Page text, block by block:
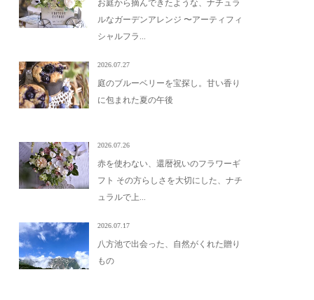
お庭から摘んできたような、ナチュラ
ルなガーデンアレンジ 〜アーティフィ
シャルフラ...
2026.07.27
庭のブルーベリーを宝探し。甘い香り
に包まれた夏の午後
2026.07.26
赤を使わない、還暦祝いのフラワーギ
フト その方らしさを大切にした、ナチ
ュラルで上...
2026.07.17
八方池で出会った、自然がくれた贈り
もの